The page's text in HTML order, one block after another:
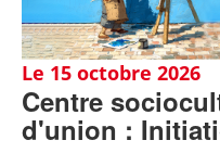
Le 15 octobre 2026
Centre
d'union :